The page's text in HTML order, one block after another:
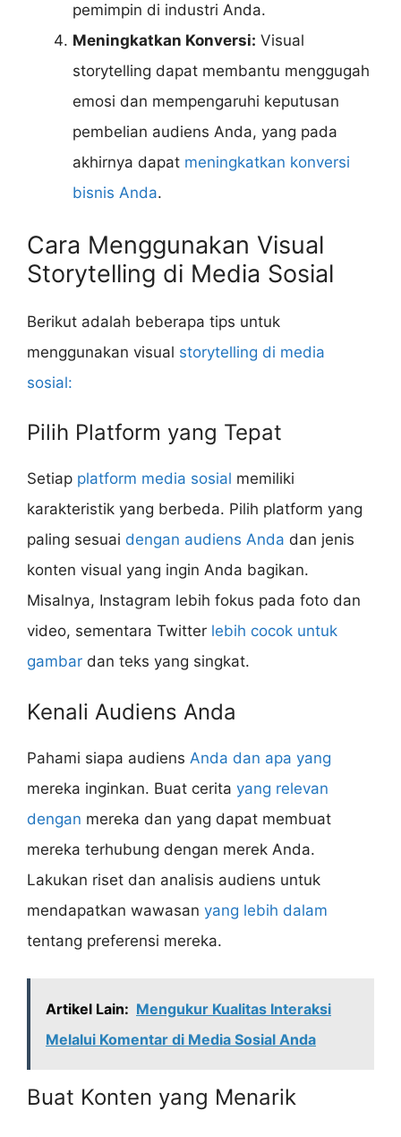
pemimpin di industri Anda.
Meningkatkan Konversi: Visual
storytelling dapat membantu menggugah
emosi dan mempengaruhi keputusan
pembelian audiens Anda, yang pada
akhirnya dapat meningkatkan konversi
bisnis Anda.
Cara Menggunakan Visual
Storytelling di Media Sosial
Berikut adalah beberapa tips untuk
menggunakan visual storytelling di media
sosial:
Pilih Platform yang Tepat
Setiap platform media sosial memiliki
karakteristik yang berbeda. Pilih platform yang
paling sesuai dengan audiens Anda dan jenis
konten visual yang ingin Anda bagikan.
Misalnya, Instagram lebih fokus pada foto dan
video, sementara Twitter lebih cocok untuk
gambar dan teks yang singkat.
Kenali Audiens Anda
Pahami siapa audiens Anda dan apa yang
mereka inginkan. Buat cerita yang relevan
dengan mereka dan yang dapat membuat
mereka terhubung dengan merek Anda.
Lakukan riset dan analisis audiens untuk
mendapatkan wawasan yang lebih dalam
tentang preferensi mereka.
Artikel Lain: Mengukur Kualitas Interaksi
Melalui Komentar di Media Sosial Anda
Buat Konten yang Menarik